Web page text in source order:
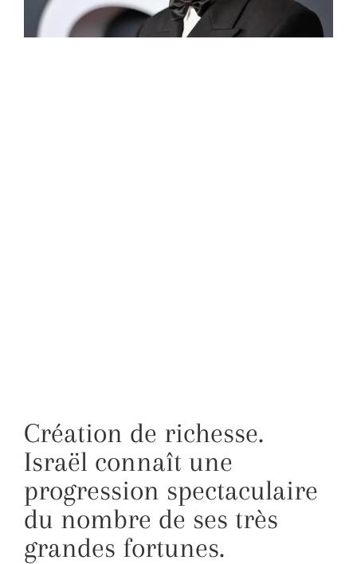
Création de richesse.
Israël connaît une
progression spectaculaire
du nombre de ses très
grandes fortunes.